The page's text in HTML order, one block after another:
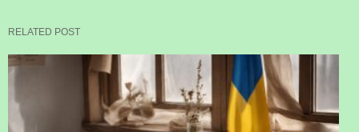
RELATED POST